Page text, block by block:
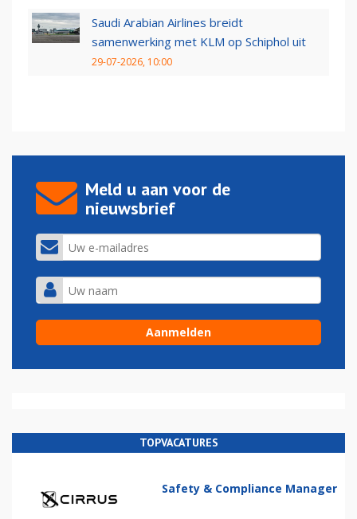
Saudi Arabian Airlines breidt
samenwerking met KLM op Schiphol uit
29-07-2026, 10:00
Meld u aan voor de
nieuwsbrief
TOPVACATURES
Safety & Compliance Manager